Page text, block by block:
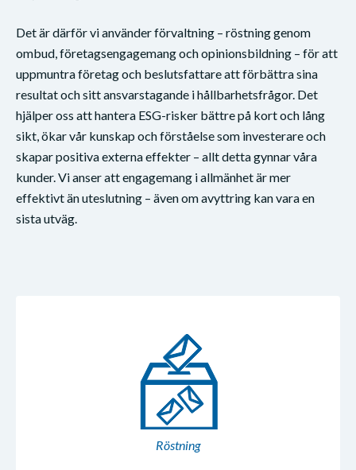
Det är därför vi använder förvaltning – röstning genom
ombud, företagsengagemang och opinionsbildning – för att
uppmuntra företag och beslutsfattare att förbättra sina
resultat och sitt ansvarstagande i hållbarhetsfrågor. Det
hjälper oss att hantera ESG-risker bättre på kort och lång
sikt, ökar vår kunskap och förståelse som investerare och
skapar positiva externa effekter – allt detta gynnar våra
kunder. Vi anser att engagemang i allmänhet är mer
effektivt än uteslutning – även om avyttring kan vara en
sista utväg.
Röstning